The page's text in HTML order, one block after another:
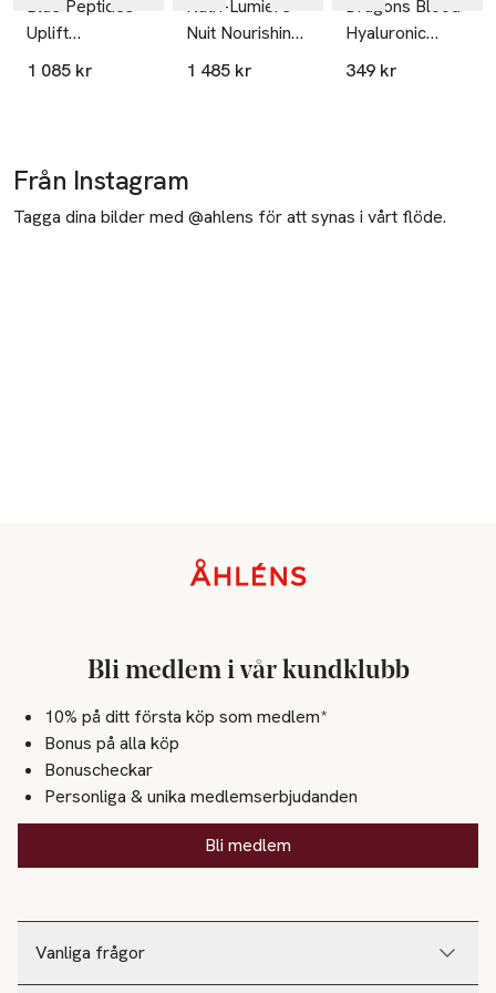
Blue Peptides
Uplift
Moisturizing
1 085 kr
Nutri-Lumiere
Nuit Nourishing
Rejuvenating
1 485 kr
Dragons Blood
Hyaluronic
Night Cream
349 kr
Från Instagram
Tagga dina bilder med @ahlens för att synas i vårt flöde.
Vanliga frågor
Bli medlem i vår kundklubb
10% på ditt första köp som medlem*
Bonus på alla köp
Bonuscheckar
Personliga & unika medlemserbjudanden
Bli medlem